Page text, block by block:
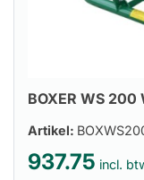
BOXER WS 200
Artikel:
937.75 incl.